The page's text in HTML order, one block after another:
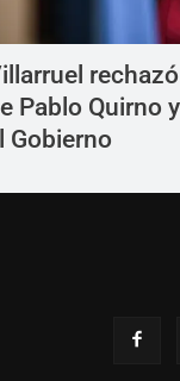
Pablo Quirno
Gobierno